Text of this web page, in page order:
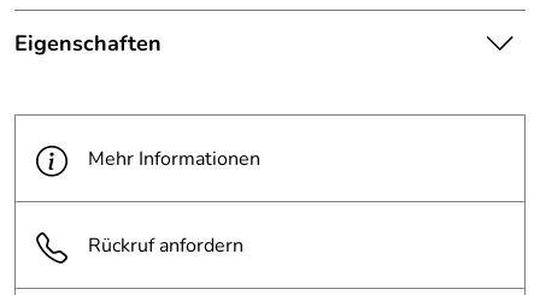
Eigenschaften
Hinweis
Produktbilder:
stellt keine verbindliche
beachten Sie die
Textbeschreibung.
Spiegel
Polymir®
Mehr Informationen
Rückruf anfordern